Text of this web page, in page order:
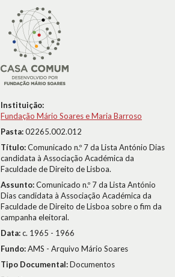
Instituição:
Fundação Mário Soares e Maria Barroso
Pasta:02265.002.012
Título:Comunicado n.º 7 da Lista António Dias
candidata à Associação Académica da
Faculdade de Direito de Lisboa.
Assunto:Comunicado n.º 7 da Lista António
Dias candidata à Associação Académica da
Faculdade de Direito de Lisboa sobre o fim da
campanha eleitoral.
Data:c. 1965 - 1966
Fundo:AMS - Arquivo Mário Soares
Tipo Documental:Documentos